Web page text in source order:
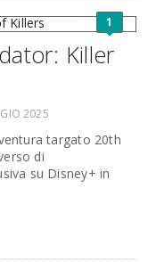
1
Killer
2025
targato 20th
di
su Disney+ in